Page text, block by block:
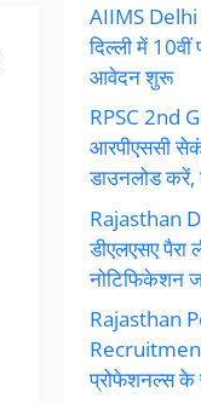
AIIMS
दिल्ली में 10वीं
आवेदन शुरू
RPSC 2nd
आरपीएससी
डाउनलोड करें,
Rajasthan
डीएलएसए पैरा
नोटिफिकेशन
Rajasthan
प्रोफेशनल्स के